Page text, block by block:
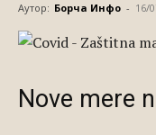
Аутор: Борча Инфо - 16/
Nove mere